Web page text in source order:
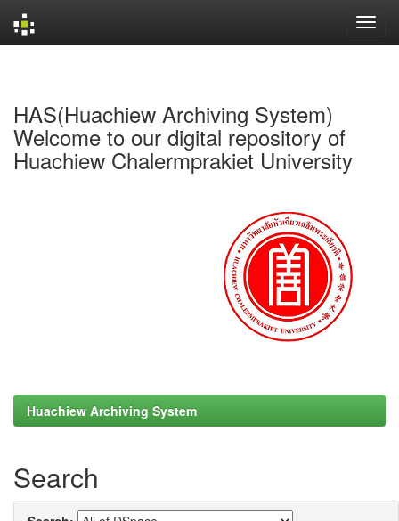
HAS(Huachiew Archiving System)
Welcome to our digital repository of
Huachiew Chalermprakiet University
Huachiew Archiving System
Search